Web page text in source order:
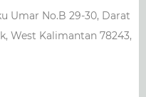
Umar No.B 29-30, Darat
West Kalimantan 78243,